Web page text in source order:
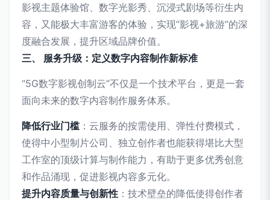
影视主题体验馆、数字光影秀、沉浸式剧场等衍生内
容，又能极大丰富游客的体验，实现“影视+旅游”的深
度融合发展，提升区域品牌价值。
三、 服务升级：定义数字内容制作新标准
“5G数字影视创制云”不仅是一个技术平台，更是一套
面向未来的数字内容制作服务体系。
降低行业门槛：云服务的按需使用、弹性付费模式，
使得中小型制片公司、独立创作者也能获得堪比大型
工作室的顶级计算与制作能力，有助于更多优秀创意
和作品涌现，促进影视内容多元化。
提升内容质量与创新性 ：技术壁垒的降低使得创作者